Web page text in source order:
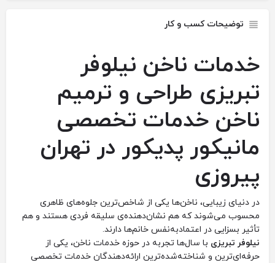
توضیحات کسب و کار
خدمات ‏ناخن ‏نیلوفر
‏تبریزی ‏طراحی ‏و ‏ترمیم
‏ناخن ‏خدمات ‏تخصصی
‏مانیکور ‏پدیکور ‏در ‏تهران
‏پیروزی
در دنیای زیبایی، ناخن‌ها یکی از شاخص‌ترین جلوه‌های ظاهری
محسوب می‌شوند که هم نشان‌دهنده‌ی سلیقه فردی هستند و هم
تأثیر بسزایی در اعتمادبه‌نفس خانم‌ها دارند.
نیلوفر تبریزی با سال‌ها تجربه در حوزه خدمات ناخن، یکی از
حرفه‌ای‌ترین و شناخته‌شده‌ترین ارائه‌دهندگان خدمات تخصصی